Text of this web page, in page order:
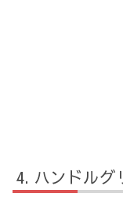
ハンドルグ